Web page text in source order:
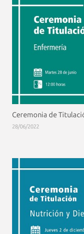
Ceremonia de
28/06/2022